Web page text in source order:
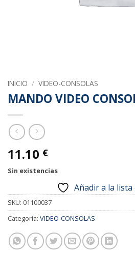
INICIO / VIDEO-CONSOLAS
MANDO VIDEO
11.10 €
Sin existencias
Añadir a la lista
SKU: 01100037
Categoría: VIDEO-CONSOLAS